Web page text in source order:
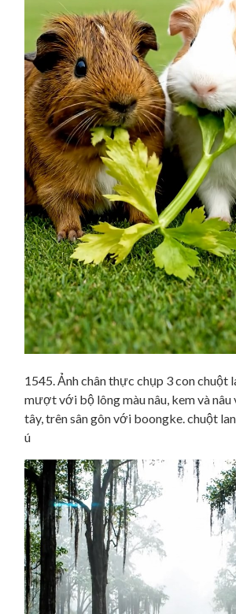
1545. Ảnh chân thực chụp 3 con chuột
mượt với bộ lông màu nâu, kem và nâu
tây, trên sân gôn với boongke. chuột
ú